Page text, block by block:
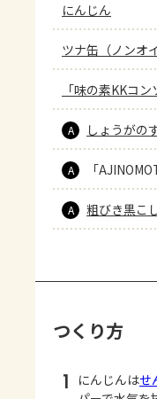
にんじん
ツナ缶（ノンオイ
「味の素KKコ
A しょうがの
A 「
A 粗びき黒こ
つくり方
1 にんじんはせ